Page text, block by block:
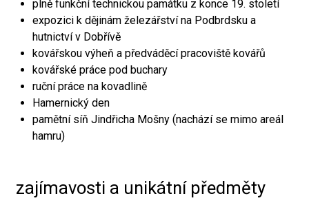
plně funkční technickou památku z konce 19. století
expozici k dějinám železářství na Podbrdsku a
hutnictví v Dobřívě
kovářskou výheň a předváděcí pracoviště kovářů
kovářské práce pod buchary
ruční práce na kovadlině
Hamernický den
pamětní síň Jindřicha Mošny (nachází se mimo areál
hamru)
zajímavosti a unikátní předměty